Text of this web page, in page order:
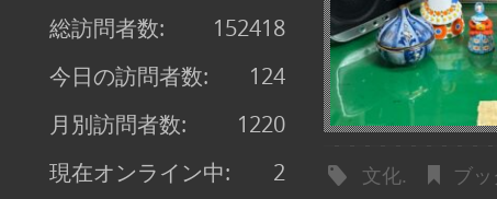
文化. ブ
152418
総訪問者数:
124
今日の訪問者数:
1220
月別訪問者数:
2
現在オンライン中: